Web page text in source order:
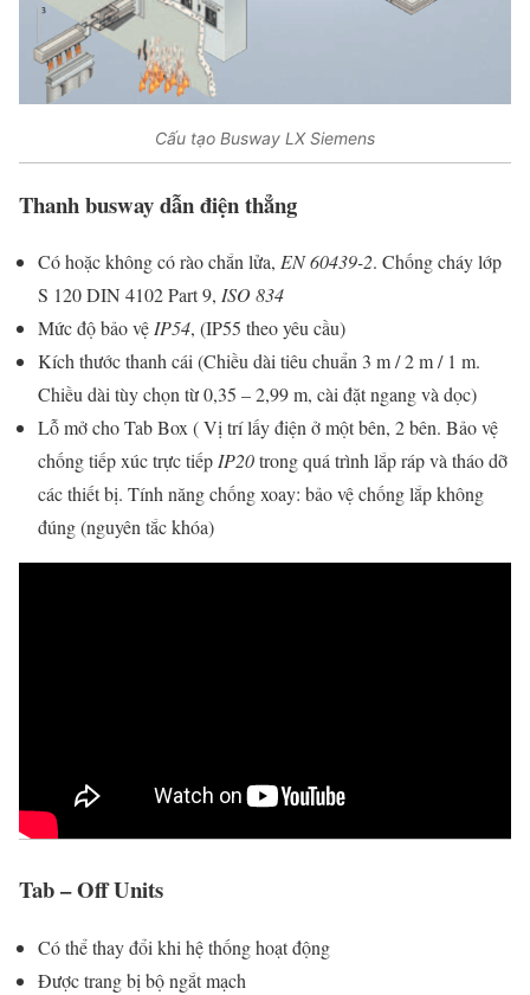
Cấu tạo Busway LX Siemens
Thanh busway dẫn điện thẳng
Có hoặc không có rào chắn lửa, EN 60439-2. Chống cháy lớp
S 120 DIN 4102 Part 9, ISO 834
Mức độ bảo vệIP54, (IP55 theo yêu cầu)
Kích thước thanh cái (Chiều dài tiêu chuẩn 3 m / 2 m / 1 m.
Chiều dài tùy chọn từ 0,35 – 2,99 m, cài đặt ngang và dọc)
Lỗ mở cho Tab Box ( Vị trí lấy điện ở một bên, 2 bên. Bảo vệ
chống tiếp xúc trực tiếpIP20trong quá trình lắp ráp và tháo dỡ
các thiết bị. Tính năng chống xoay: bảo vệ chống lắp không
đúng (nguyên tắc khóa)
Tab – Off Units
Có thể thay đổi khi hệ thống hoạt động
Được trang bị bộ ngắt mạch